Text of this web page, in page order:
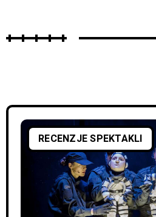
RECENZJE SPEKTAKLI